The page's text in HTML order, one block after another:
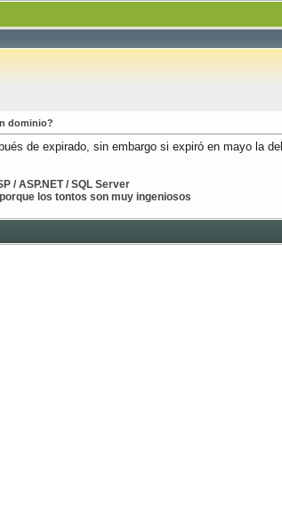
dominio?
de expirado, sin embargo si expiró en mayo la
/ ASP.NET / SQL Server
los tontos son muy ingeniosos